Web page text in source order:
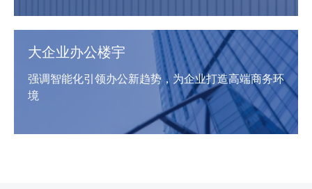
大企业办公楼宇
强调智能化引领办公新趋势，为企业打造高端商务环
境